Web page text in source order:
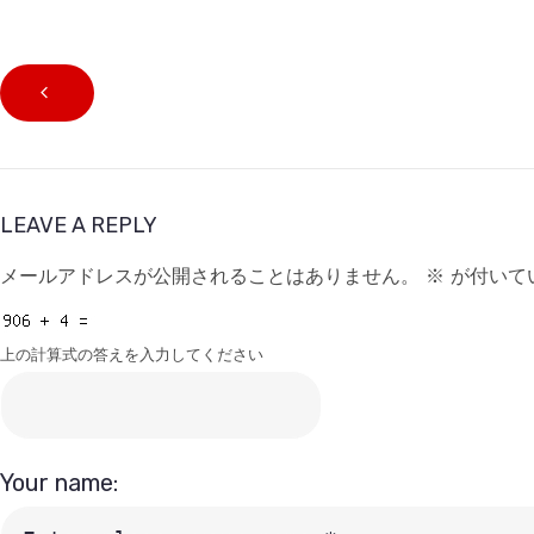
LEAVE A REPLY
メールアドレスが公開されることはありません。 ※ が付いて
上の計算式の答えを入力してください
Your name: